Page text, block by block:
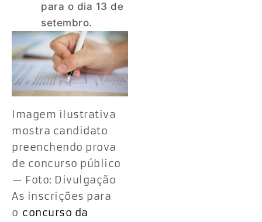
para o dia 13 de
setembro.
Imagem ilustrativa
mostra candidato
preenchendo prova
de concurso público
— Foto: Divulgação
As inscrições para
o concurso da